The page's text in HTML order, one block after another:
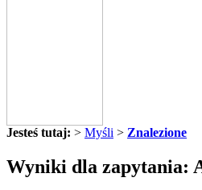
Jesteś tutaj: > Myśli > Znalezione
Wyniki dla zapytania: